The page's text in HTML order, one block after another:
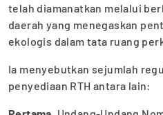
telah diamanatkan melalui
daerah yang menegaskan
ekologis dalam tata ruang
Ia menyebutkan sejumlah
penyediaan RTH antara lain: